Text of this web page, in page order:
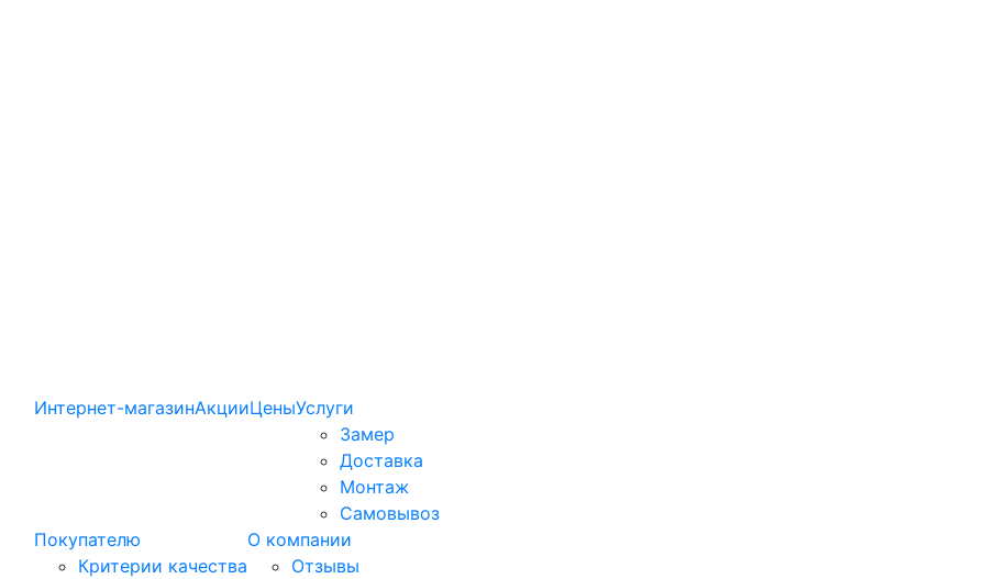
Интернет-магазинАкцииЦеныУслуги
Замер
Доставка
Монтаж
Самовывоз
Покупателю
Критерии качества
О компании
Отзывы